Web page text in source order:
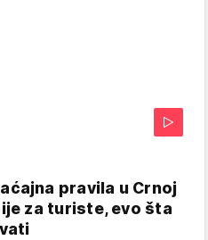
pravila u Crnoj
za turiste, evo šta